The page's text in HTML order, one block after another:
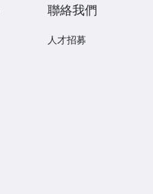
聯絡我們
人才招募